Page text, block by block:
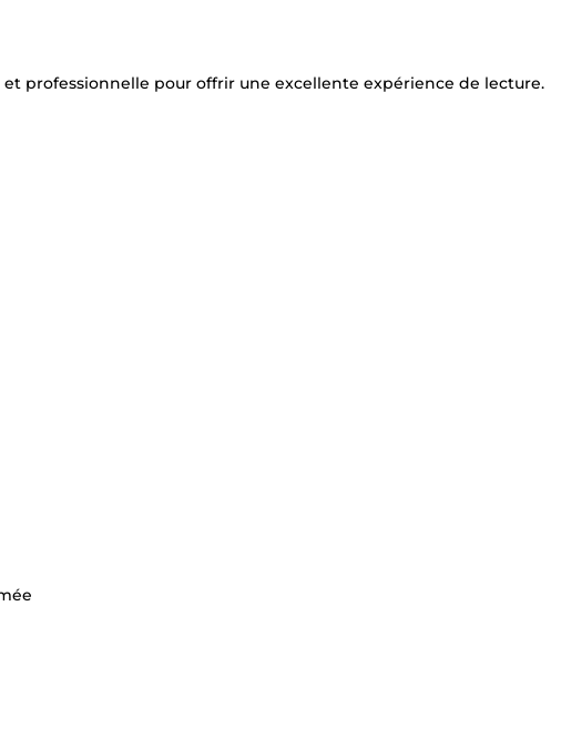
professionnelle pour offrir une excellente expérience de lecture.